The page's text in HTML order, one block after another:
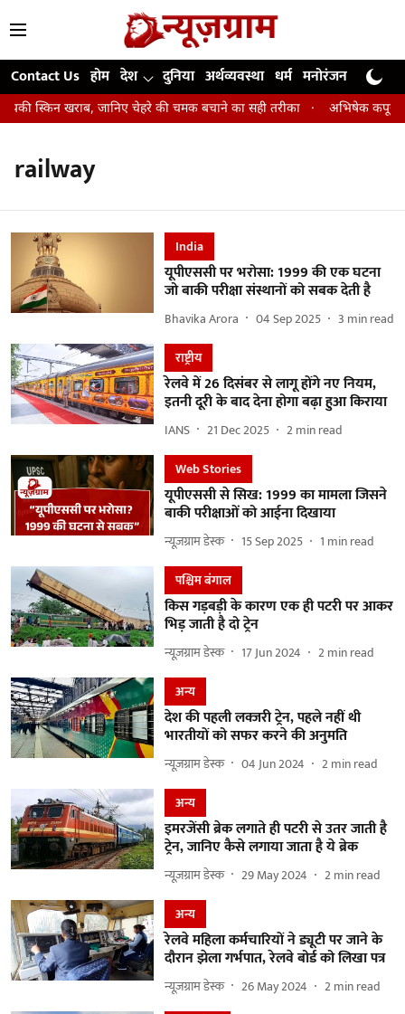
Contact Us होम देश दुनिया अर्थव्यवस्था धर्म मनोरंजन खेल
स्किन खराब, जानिए चेहरे की चमक बचाने का सही तरीका अभिषेक कपूर :
railway
India
यूपीएससी पर भरोसा: 1999 की एक घटना
जो बाकी परीक्षा संस्थानों को सबक देती है
Bhavika Arora 04 Sep 2025 3 min read
राष्ट्रीय
रेलवे में 26 दिसंबर से लागू होंगे नए नियम,
इतनी दूरी के बाद देना होगा बढ़ा हुआ किराया
IANS 21 Dec 2025 2min read
Web Stories
यूपीएससी से सिख: 1999 का मामला जिसने
बाकी परीक्षाओं को आईना दिखाया
न्यूज़ग्राम डेस्क 15 Sep 2025 1 min read
पश्चिम बंगाल
किस गड़बड़ी के कारण एक ही पटरी पर आकर
भिड़ जाती है दो ट्रेन
न्यूज़ग्राम डेस्क 17 Jun 2024 2min read
अन्य
देश की पहली लक्जरी ट्रेन, पहले नहीं थी
भारतीयों को सफर करने की अनुमति
न्यूज़ग्राम डेस्क 04 Jun 2024 2min read
अन्य
इमरजेंसी ब्रेक लगाते ही पटरी से उतर जाती है
ट्रेन, जानिए कैसे लगाया जाता है ये ब्रेक
न्यूज़ग्राम डेस्क 29 May 2024 2min read
अन्य
रेलवे महिला कर्मचारियों ने ड्यूटी पर जाने के
दौरान झेला गर्भपात, रेलवे बोर्ड को लिखा पत्र
न्यूज़ग्राम डेस्क 26 May 2024 2min read